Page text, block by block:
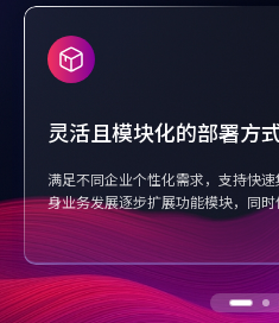
强大的集团级多租户架
在统一平台上实现品牌数据的隔离
和独立性。同时支持复杂的用户场
的无缝协作与精细化管理。